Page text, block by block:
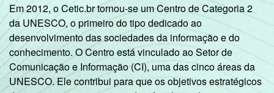
Em 2012, o Cetic.br tornou-se um Centro de Categoria 2
da UNESCO, o primeiro do tipo dedicado ao
desenvolvimento das sociedades da informação e do
conhecimento. O Centro está vinculado ao Setor de
Comunicação e Informação (CI), uma das cinco áreas da
UNESCO. Ele contribui para que os objetivos estratégicos